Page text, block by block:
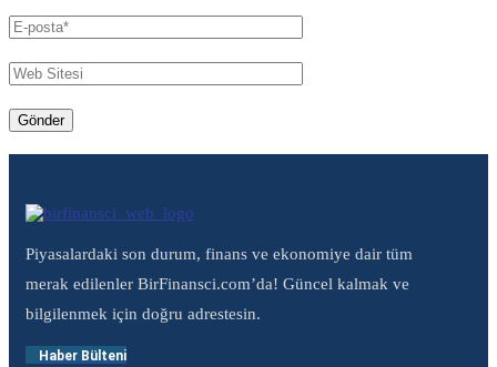
Piyasalardaki son durum, finans ve ekonomiye dair tüm
merak edilenler BirFinansci.com’da! Güncel kalmak ve
bilgilenmek için doğru adrestesin.
Haber Bülteni